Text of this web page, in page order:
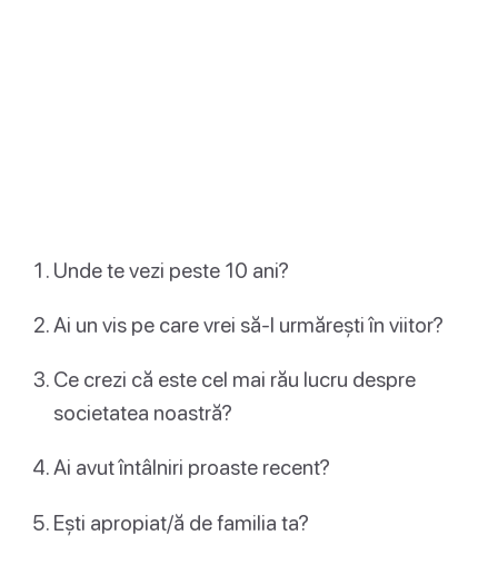
Unde te vezi peste 10 ani?
Ai un vis pe care vrei să-l urmărești în viitor?
Ce crezi că este cel mai rău lucru despre
societatea noastră?
Ai avut întâlniri proaste recent?
Ești apropiat/ă de familia ta?